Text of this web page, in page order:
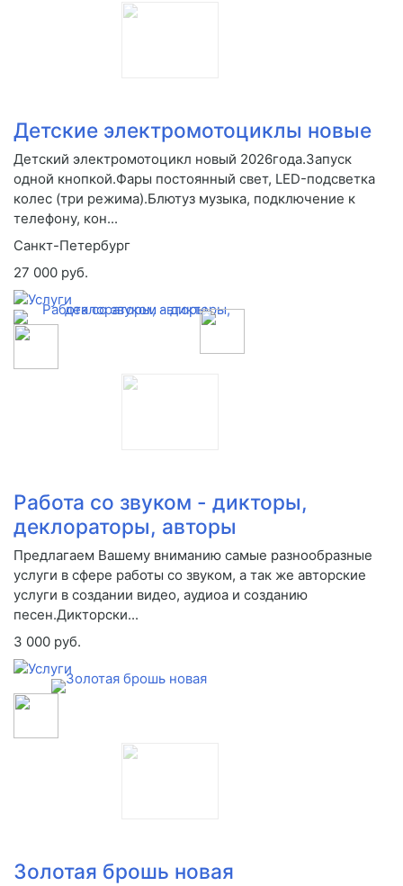
Детские электромотоциклы новые
Детский электромотоцикл новый 2026года.Запуск
одной кнопкой.Фары постоянный свет, LED-подсветка
колес (три режима).Блютуз музыка, подключение к
телефону, кон...
Санкт-Петербург
27 000 руб.
Работа со звуком - дикторы,
деклораторы, авторы
Предлагаем Вашему вниманию самые разнообразные
услуги в сфере работы со звуком, а так же авторские
услуги в создании видео, аудиоа и созданию
песен.Дикторски...
3 000 руб.
Золотая брошь новая